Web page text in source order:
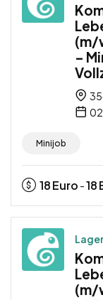
(m/
–
Minijob
18Euro -18
(m/